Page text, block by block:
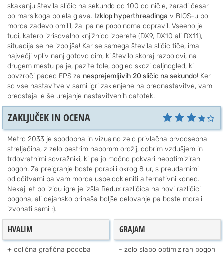
skakanju števila sličic na sekundo od 100 do ničle, zaradi česar
bo marsikoga bolela glava. Izklop hyperthreadinga v BIOS-u bo
morda zadevo omilil, žal pa ne popolnoma odpravil. Vseeno je
tudi, katero izrisovalno knjižnico izberete (DX9, DX10 ali DX11),
situacija se ne izboljša! Kar se samega števila sličic tiče, ima
največji vpliv nanj gotovo dim, ki število skoraj razpolovi, na
drugem mestu pa je, pazite tole, pogled skozi daljnogled, ki
povzroči padec FPS za nesprejemljivih 20 sličic na sekundo! Ker
so vse nastavitve v sami igri zaklenjene na prednastavitve, vam
preostaja le še urejanje nastavitvenih datotek.
ZAKLJUČEK IN OCENA
Metro 2033 je spodobna in vizualno zelo privlačna prvoosebna
streljačina, z zelo pestrim naborom orožij, dobrim vzdušjem in
trdovratnimi sovražniki, ki pa jo močno pokvari neoptimiziran
pogon. Za preigranje boste porabili okrog 8 ur, s preudarnimi
odločitvami pa vam morda uspe odkleniti alternativni konec.
Nekaj let po izidu igre je izšla Redux različica na novi različici
pogona, ali dejansko prinaša boljše delovanje pa boste morali
izvohati sami :).
HVALIM
odlična grafična podoba
GRAJAM
zelo slabo optimiziran pogon